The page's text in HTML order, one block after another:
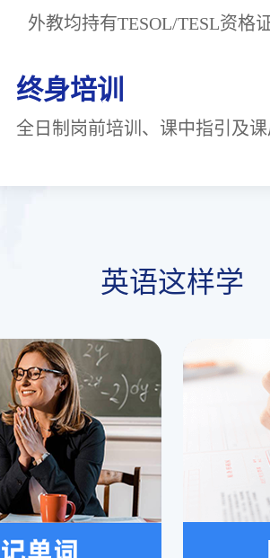
外教均持有
终身培训
全日制岗前培训、课中指引及课
英语这样学